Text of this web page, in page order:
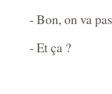
- Bon, on va
- Et ça ?